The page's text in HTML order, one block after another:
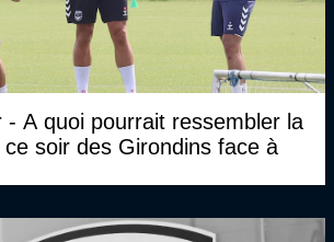
- A quoi pourrait ressembler la
soir des Girondins face à